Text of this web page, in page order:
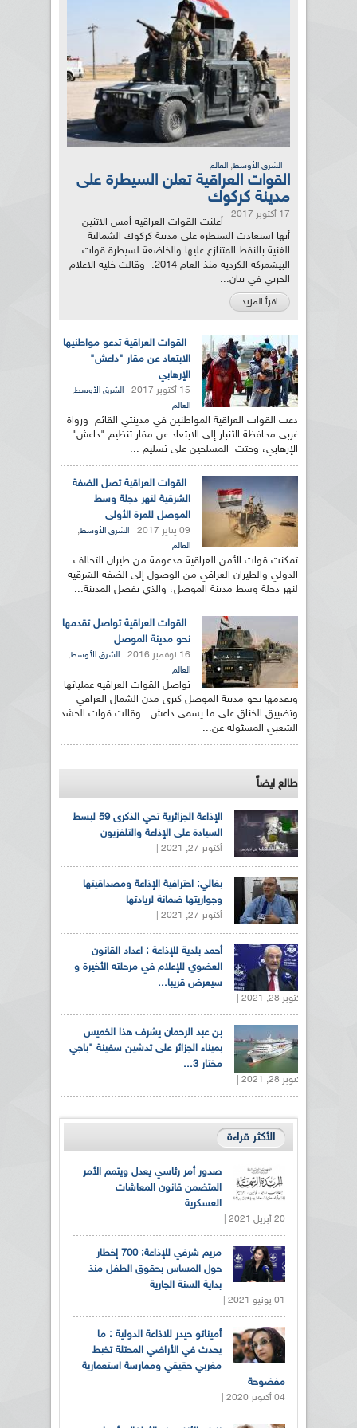
الشرق الأوسط, العالم
القوات العراقية تعلن السيطرة على
مدينة كركوك
17 أكتوبر 2017
أعلنت القوات العراقية أمس الاثنين
أنها استعادت السيطرة على مدينة كركوك الشمالية
الغنية بالنفط المتنازع عليها والخاضعة لسيطرة قوات
البيشمركة الكردية منذ العام 2014. وقالت خلية الاعلام
الحربي في بيان...
اقرأ المزيد
القوات العراقية تدعو مواطنيها
الابتعاد عن مقار "داعش"
الإرهابي
15 أكتوبر 2017 الشرق الأوسط,
العالم
دعت القوات العراقية المواطنين في مدينتي القائم ورواة
غربي محافظة الأنبار إلى الابتعاد عن مقار تنظيم "داعش"
الإرهابي، وحثت المسلحين على تسليم ...
القوات العراقية تصل الضفة
الشرقية لنهر دجلة وسط
الموصل للمرة الأولى
09 يناير 2017 الشرق الأوسط,
العالم
تمكنت قوات الأمن العراقية مدعومة من طيران التحالف
الدولي والطيران العراقي من الوصول إلى الضفة الشرقية
لنهر دجلة وسط مدينة الموصل، والذي يفصل المدينة...
القوات العراقية تواصل تقدمها
نحو مدينة الموصل
16 نوفمبر 2016 الشرق الأوسط,
العالم
تواصل القوات العراقية عملياتها
وتقدمها نحو مدينة الموصل كبرى مدن الشمال العراقي
وتضييق الخناق على ما يسمى داعش . وقالت قوات الحشد
الشعبي المسئولة عن...
طالع ايضاً
الإذاعة الجزائرية تحي الذكرى 59 لبسط
السيادة على الإذاعة والتلفزيون
أكتوبر 27, 2021 |
بغالي: احترافية الإذاعة ومصداقيتها
وجواريتها ضمانة لريادتها
أكتوبر 27, 2021 |
أحمد بلدية للإذاعة : اعداد القانون
العضوي للإعلام في مرحلته الأخيرة و
سيعرض قريبا...
أكتوبر 28, 2021 |
بن عبد الرحمان يشرف هذا الخميس
بميناء الجزائر على تدشين سفينة "باجي
مختار 3...
أكتوبر 28, 2021 |
الأكثر قراءة
صدور أمر رئاسي يعدل ويتمم الأمر
المتضمن قانون المعاشات
العسكرية
20 أبريل 2021 |
مريم شرفي للإذاعة: 700 إخطار
حول المساس بحقوق الطفل منذ
بداية السنة الجارية
01 يونيو 2021 |
أميناتو حيدر للاذاعة الدولية : ما
يحدث في الأراضي المحتلة تخبط
مغربي حقيقي وممارسة استعمارية
مفضوحة
04 أكتوبر 2020 |